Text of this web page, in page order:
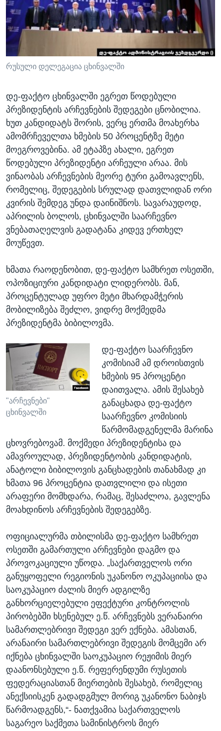
ᲡᲢᲣᲓᲘᲐ ᲕᲐᲨᲘᲜᲒᲢᲝᲜᲘ
ᲔᲙᲝᲜᲝᲛᲘᲙᲐ
ᲯᲐᲜᲛᲠᲗᲔᲚᲝᲑᲐ
ᲛᲔᲪᲜᲘᲔᲠᲔᲑᲐ
ᲘᲜᲢᲔᲠᲕᲘᲣ
ᲒᲐᲚᲘᲚᲔᲝ
ᲓᲔᲖᲘᲜᲤᲝᲠᲛᲐᲪᲘᲐ
Learning English
ᲗᲕᲐᲚᲘ ᲒᲕᲐᲓᲔᲕᲜᲔᲗ
ენები
რუსული დელეგაცია ცხინვალში
დე-ფაქტო ცხინვალში ეგრეთ წოდებული
პრეზიდენტის არჩევნების შედეგები ცნობილია.
ხუთ კანდიდატს შორის, ვერც ერთმა მოახერხა
ამომრჩეველთა ხმების 50 პროცენტზე მეტი
მოეგროვებინა. ამ ეტაპზე ახალი, ეგრეთ
წოდებული პრეზიდენტი არჩეული არაა. მის
ვინაობას არჩევნების მეორე ტური გამოავლენს,
რომელიც, შედეგების სრულად დათვლიდან ორი
კვირის შემდეგ უნდა დაინიშნოს. სავარაუდოდ,
აპრილის ბოლოს, ცხინვალში საარჩევნო
ვნებათაღელვის გადატანა კიდევ ერთხელ
მოუწევთ.
ხმათა რაოდენობით, დე-ფაქტო სამხრეთ ოსეთში,
ოპოზიციური კანდიდატი ლიდერობს. მან,
პროცენტულად უფრო მეტი მხარდამჭერის
მობილიზება შეძლო, ვიდრე მოქმედმა
პრეზიდენტმა ბიბილოვმა.
"არჩევნები"
ცხინვალში
დე-ფაქტო საარჩევნო
კომისიამ ამ დროისთვის
ხმების 95 პროცენტი
დაითვალა. ამის შესახებ
განაცხადა დე-ფაქტო
საარჩევნო კომისიის
წარმომადგენელმა მარინა
ცხოვრებოვამ. მოქმედი პრეზიდენტისა და
ამავროულად, პრეზიდენტობის კანდიდატის,
ანატოლი ბიბილოვის განცხადების თანახმად კი
ხმათა 96 პროცენტია დათვლილი და ისეთი
არაფერი მომხდარა, რამაც, შესაძლოა, გავლენა
მოახდინოს არჩევნების შედეგებზე.
ოფიციალურმა თბილისმა დე-ფაქტო სამხრეთ
ოსეთში გამართული არჩევნები დაგმო და
პროვოკაციული უწოდა. „საქართველოს ორი
განუყოფელი რეგიონის უკანონო ოკუპაციისა და
საოკუპაციო ძალის მიერ ადგილზე
განხორციელებული ეფექტური კონტროლის
პირობებში ხსენებულ ე.წ. არჩევნებს ვერანაირი
სამართლებრივი შედეგი ვერ ექნება. ამასთან,
არანაირი სამართლებრივი შედეგის მომცემი არ
იქნება ცხინვალში საოკუპაციო რეჟიმის მიერ
დაანონსებული ე.წ. რეფერენდუმი რუსეთის
ფედერაციასთან მიერთების შესახებ, რომელიც
ანექსიისკენ გადადგმულ მორიგ უკანონო ნაბიჯს
წარმოადგენს,“- ნათქვამია საქართველოს
საგარეო საქმეთა სამინისტროს მიერ